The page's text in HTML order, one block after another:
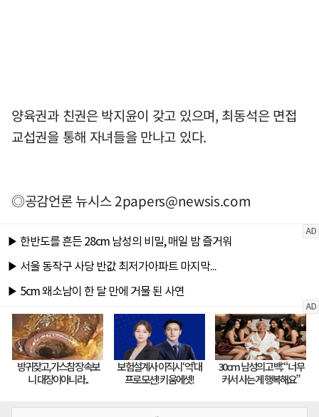
양육권과 친권은 박지윤이 갖고 있으며, 최동석은 면접
교섭권을 통해 자녀들을 만나고 있다.
◎공감언론 뉴시스2papers@newsis.com